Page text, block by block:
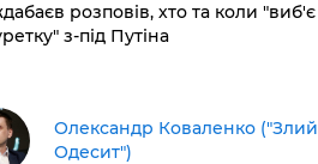
розповів, хто та коли "виб'є
з-під Путіна
Олександр Коваленко ("Злий
Одесит")